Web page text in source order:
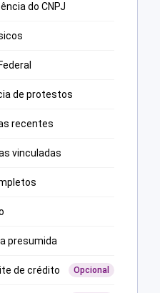
do CNPJ
de protestos
recentes
vinculadas
presumida
de crédito Opcional